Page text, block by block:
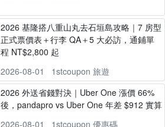
2026 基隆搭八重山丸去石垣島攻略｜7 房型
正式票價表＋行李 QA＋5 大必訪，通鋪單
程 NT$2,800 起
2026-08-01
1stcoupon 旅遊
2026 外送省錢對決｜Uber One 漲價 66%
後，pandapro vs Uber One 年差 $912 實算
2026-08-01
1stcoupon 優惠碼